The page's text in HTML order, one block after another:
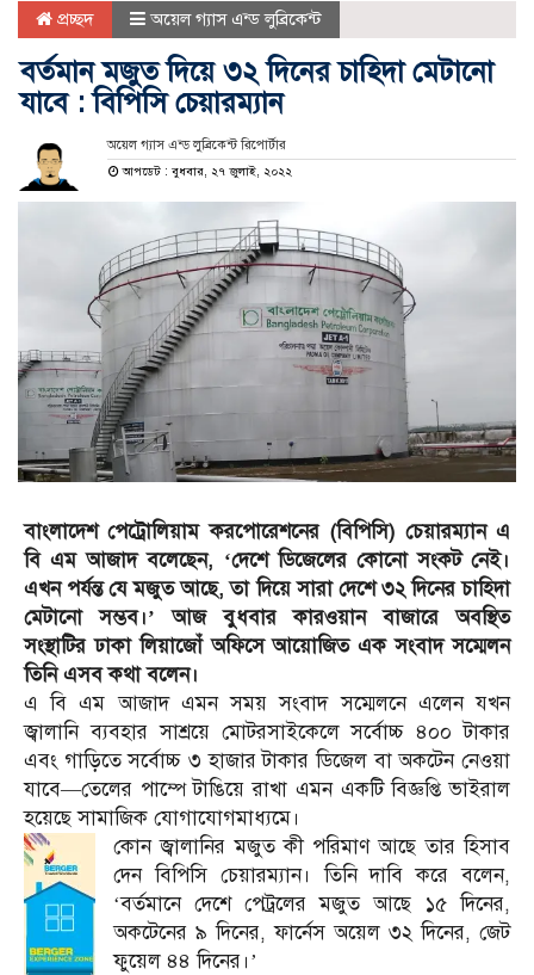
প্রচ্ছদ অয়েল গ্যাস এন্ড লুব্রিকেন্ট
বর্তমান মজুত দিয়ে ৩২ দিনের চাহিদা মেটানো
যাবে : বিপিসি চেয়ারম্যান
অয়েল গ্যাস এন্ড লুব্রিকেন্ট রিপোর্টার
আপডেট : বুধবার, ২৭ জুলাই, ২০২২
বাংলাদেশ পেট্রোলিয়াম করপোরেশনের (বিপিসি) চেয়ারম্যান এ
বি এম আজাদ বলেছেন, ‘দেশে ডিজেলের কোনো সংকট নেই।
এখন পর্যন্ত যে মজুত আছে, তা দিয়ে সারা দেশে ৩২ দিনের চাহিদা
মেটানো সম্ভব।’ আজ বুধবার কারওয়ান বাজারে অবস্থিত
সংস্থাটির ঢাকা লিয়াজোঁ অফিসে আয়োজিত এক সংবাদ সম্মেলন
তিনি এসব কথা বলেন।
এ বি এম আজাদ এমন সময় সংবাদ সম্মেলনে এলেন যখন
জ্বালানি ব্যবহার সাশ্রয়ে মোটরসাইকেলে সর্বোচ্চ ৪০০ টাকার
এবং গাড়িতে সর্বোচ্চ ৩ হাজার টাকার ডিজেল বা অকটেন নেওয়া
যাবে—তেলের পাম্পে টাঙিয়ে রাখা এমন একটি বিজ্ঞপ্তি ভাইরাল
হয়েছে সামাজিক যোগাযোগমাধ্যমে।
কোন জ্বালানির মজুত কী পরিমাণ আছে তার হিসাব
দেন বিপিসি চেয়ারম্যান। তিনি দাবি করে বলেন,
‘বর্তমানে দেশে পেট্রলের মজুত আছে ১৫ দিনের,
অকটেনের ৯ দিনের, ফার্নেস অয়েল ৩২ দিনের, জেট
ফুয়েল ৪৪ দিনের।’